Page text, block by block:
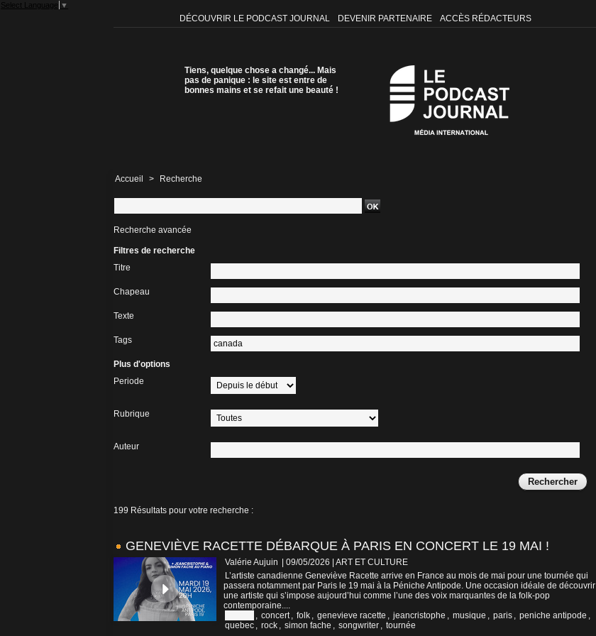
Select Language ▼
DÉCOUVRIR LE PODCAST JOURNAL DEVENIR PARTENAIRE ACCÈS RÉDACTEURS
Tiens, quelque chose a changé... Mais
pas de panique : le site est entre de
bonnes mains et se refait une beauté !
Accueil > Recherche
Recherche avancée
Filtres de recherche
Titre
Chapeau
Texte
Tags
Plus d'options
Periode
Rubrique
Auteur
199 Résultats pour votre recherche :
GENEVIÈVE RACETTE DÉBARQUE À PARIS EN CONCERT LE 19 MAI !
Valérie Aujuin | 09/05/2026
ART ET CULTURE
L’artiste canadienne Geneviève Racette arrive en France au mois de mai pour une tournée qui
passera notamment par Paris le 19 mai à la Péniche Antipode. Une occasion idéale de découvrir
une artiste qui s’impose aujourd’hui comme l’une des voix marquantes de la folk-pop
contemporaine....
, concert , folk , genevieve racette , jeancristophe , musique , paris , peniche antipode ,
quebec , rock , simon fache , songwriter , tournée